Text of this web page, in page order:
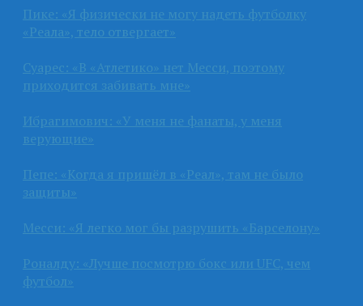
Пике: «Я физически не могу надеть футболку
«Реала», тело отвергает»
Суарес: «В «Атлетико» нет Месси, поэтому
приходится забивать мне»
Ибрагимович: «У меня не фанаты, у меня
верующие»
Пепе: «Когда я пришёл в «Реал», там не было
защиты»
Месси: «Я легко мог бы разрушить «Барселону»
Роналду: «Лучше посмотрю бокс или UFC, чем
футбол»